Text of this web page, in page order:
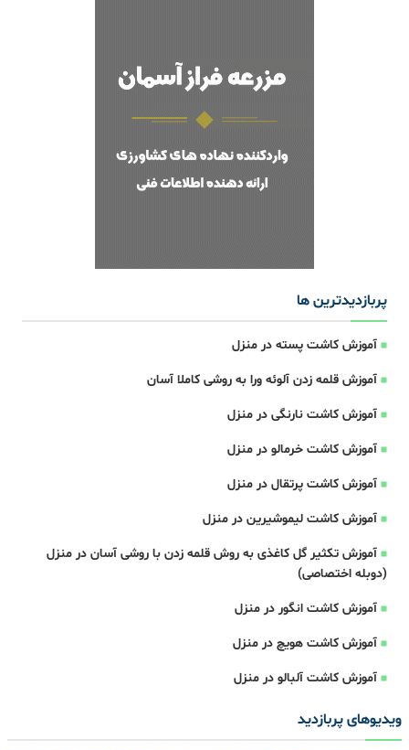
پربازدیدترین ها
آموزش کاشت پسته در منزل
آموزش قلمه زدن آلوئه ورا به روشی کاملا آسان
آموزش کاشت نارنگی در منزل
آموزش کاشت خرمالو در منزل
آموزش کاشت پرتقال در منزل
آموزش کاشت لیموشیرین در منزل
آموزش تکثیر گل کاغذی به روش قلمه زدن با روشی آسان در منزل
(دوبله اختصاصی)
آموزش کاشت انگور در منزل
آموزش کاشت هویچ در منزل
آموزش کاشت آلبالو در منزل
ویدیوهای پربازدید